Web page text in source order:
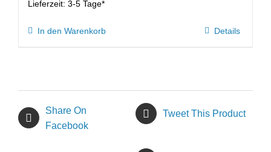
Lieferzeit: 3-5 Tage*
In den Warenkorb Details
Share On
Facebook
Tweet This Product